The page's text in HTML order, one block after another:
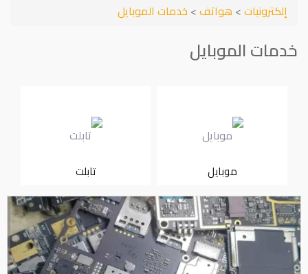
إلكترونيات> هواتف> خدمات الموبايل
خدمات الموبايل
موبايل تابلت